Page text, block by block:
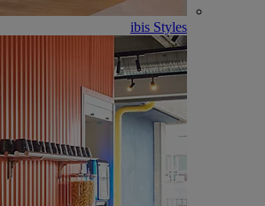
ibis Styles